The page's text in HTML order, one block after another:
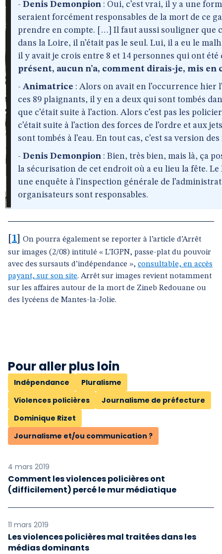
- Denis Demonpion : Oui, c’est vrai, il y a une
seraient forcément responsables de la mort de ce
prendre en compte. […] Il faut aussi souligner que
dans la Loire, il n’était pas le seul. Lui, il a eu le
il y avait je crois entre 8 et 14 personnes qui ont
présent, aucun n’a, comment dirais-je, mis en
- Animatrice : Alors on avait en l’occurrence hier
ces 89 plaignants, il y en a deux qui sont tombés
que c’était suite à l’action. Alors c’est pas les
c’était suite à l’action des forces de l’ordre et aux
sont tombés à l’eau. En tout cas, c’est sa version
- Denis Demonpion : Bien, très bien, mais là, ça
la sécurisation de cet endroit où a eu lieu la fête.
une enquête à l’inspection générale de
organisateurs sont responsables.
1
On pourra également se reporter à l’article d’Arrêt
sur images (2/08) intitulé « L’IGPN, passe-plat du pouvoir
avec des sursauts d’indépendance », consultable, en accès
payant, sur son site. Arrêt sur images revient notamment
sur les affaires autour de la mort de Zineb Redouane ou
des lycéens de Mantes-la-Jolie.
Pour aller plus loin
Indépendance
Pluralisme
Violences policières
Journalisme de préfecture
Dominique Rizet
Journalisme et/ou communication ?
4 mars 2019
Comment les violences policières ont
(difficilement) percé le mur médiatique
11 mars 2019
Les violences policières mal traitées dans les
médias dominants